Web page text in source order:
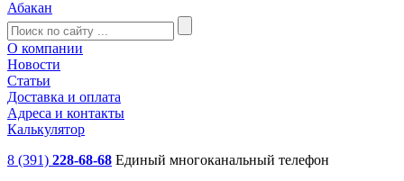
Абакан
О компании
Новости
Статьи
Доставка и оплата
Адреса и контакты
Калькулятор
8 (391) 228-68-68 Единый многоканальный телефон